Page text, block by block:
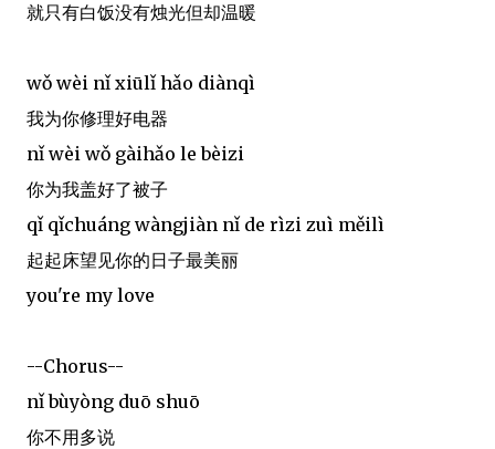
就只有白饭没有烛光但却温暖
wǒ wèi nǐ xiūlǐ hǎo diànqì
我为你修理好电器
nǐ wèi wǒ gàihǎo le bèizi
你为我盖好了被子
qǐ qǐchuáng wàngjiàn nǐ de rìzi zuì měilì
起起床望见你的日子最美丽
you're my love
--Chorus--
nǐ bùyòng duō shuō
你不用多说